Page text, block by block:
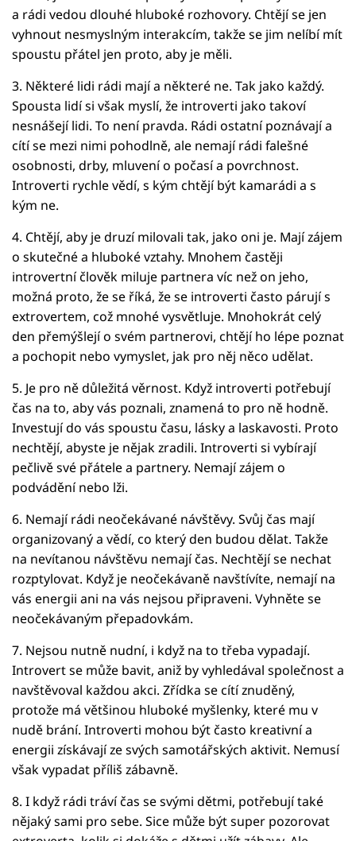
a rádi vedou dlouhé hluboké rozhovory. Chtějí se jen
vyhnout nesmyslným interakcím, takže se jim nelíbí mít
spoustu přátel jen proto, aby je měli.
3. Některé lidi rádi mají a některé ne. Tak jako každý.
Spousta lidí si však myslí, že introverti jako takoví
nesnášejí lidi. To není pravda. Rádi ostatní poznávají a
cítí se mezi nimi pohodlně, ale nemají rádi falešné
osobnosti, drby, mluvení o počasí a povrchnost.
Introverti rychle vědí, s kým chtějí být kamarádi a s
kým ne.
4. Chtějí, aby je druzí milovali tak, jako oni je. Mají zájem
o skutečné a hluboké vztahy. Mnohem častěji
introvertní člověk miluje partnera víc než on jeho,
možná proto, že se říká, že se introverti často párují s
extrovertem, což mnohé vysvětluje. Mnohokrát celý
den přemýšlejí o svém partnerovi, chtějí ho lépe poznat
a pochopit nebo vymyslet, jak pro něj něco udělat.
5. Je pro ně důležitá věrnost. Když introverti potřebují
čas na to, aby vás poznali, znamená to pro ně hodně.
Investují do vás spoustu času, lásky a laskavosti. Proto
nechtějí, abyste je nějak zradili. Introverti si vybírají
pečlivě své přátele a partnery. Nemají zájem o
podvádění nebo lži.
6. Nemají rádi neočekávané návštěvy. Svůj čas mají
organizovaný a vědí, co který den budou dělat. Takže
na nevítanou návštěvu nemají čas. Nechtějí se nechat
rozptylovat. Když je neočekávaně navštívíte, nemají na
vás energii ani na vás nejsou připraveni. Vyhněte se
neočekávaným přepadovkám.
7. Nejsou nutně nudní, i když na to třeba vypadají.
Introvert se může bavit, aniž by vyhledával společnost a
navštěvoval každou akci. Zřídka se cítí znuděný,
protože má většinou hluboké myšlenky, které mu v
nudě brání. Introverti mohou být často kreativní a
energii získávají ze svých samotářských aktivit. Nemusí
však vypadat příliš zábavně.
8. I když rádi tráví čas se svými dětmi, potřebují také
nějaký sami pro sebe. Sice může být super pozorovat